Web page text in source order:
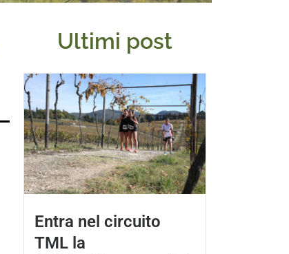
Ultimi post
Entra nel circuito
TML la